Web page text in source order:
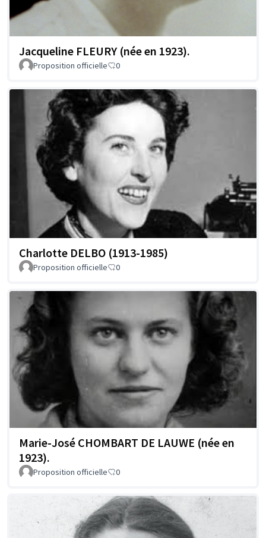
Jacqueline FLEURY (née en 1923).
Proposition officielle 0
Charlotte DELBO (1913-1985)
Proposition officielle 0
Marie-José CHOMBART DE LAUWE (née en
1923).
Proposition officielle 0